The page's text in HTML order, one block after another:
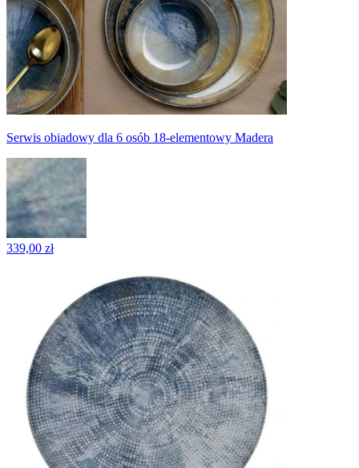
Serwis obiadowy dla 6 osób 18-elementowy Madera
339,00 zł